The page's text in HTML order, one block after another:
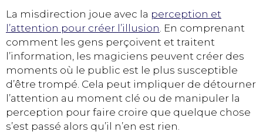
La misdirection joue avec la perception et
l’attention pour créer l’illusion. En comprenant
comment les gens perçoivent et traitent
l’information, les magiciens peuvent créer des
moments où le public est le plus susceptible
d’être trompé. Cela peut impliquer de détourner
l’attention au moment clé ou de manipuler la
perception pour faire croire que quelque chose
s’est passé alors qu’il n’en est rien.